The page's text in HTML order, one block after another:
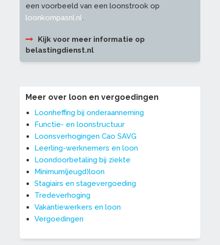
een voorbeeld van een loonstrook op
loonkompasnl.nl
Kijk voor meer informatie op
belastingdienst.nl
Meer over loon en vergoedingen
Loonheffing bij onderaanneming
Functie- en loonstructuur
Loonsverhogingen Cao SAVG
Leerling-werknemers en loon
Loondoorbetaling bij ziekte
Minimum(jeugd)loon
Stagiairs en stagevergoeding
Tredeverhoging
Vakantiewerkers en loon
Vergoedingen